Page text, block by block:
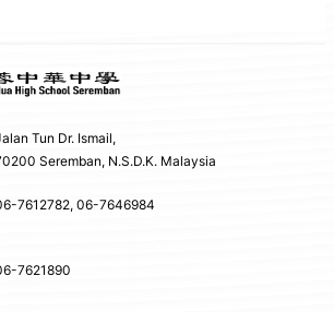
Tun Dr. Ismail,
Seremban, N.S.D.K. Malaysia
7612782, 06-7646984
7621890